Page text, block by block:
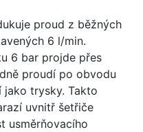
proud z běžných
6 l/min.
6 bar projde přes
proudí po obvodu
jako trysky. Takto
uvnitř šetřiče
usměrňovacího